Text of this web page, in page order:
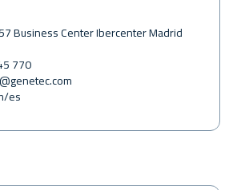
Business Center Ibercenter Madrid
770
es